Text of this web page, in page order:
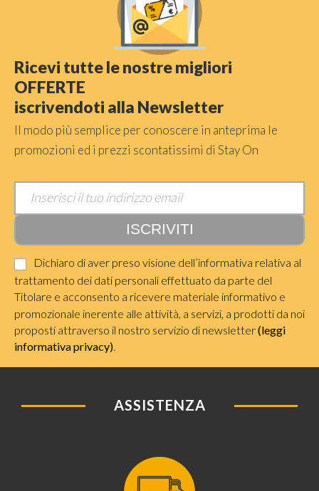
Ricevi tutte le nostre migliori
OFFERTE
iscrivendoti alla Newsletter
Il modo più semplice per conoscere in anteprima le
promozioni ed i prezzi scontatissimi di Stay On
Dichiaro di aver preso visione dell’informativa relativa al
trattamento dei dati personali effettuato da parte del
Titolare e acconsento a ricevere materiale informativo e
promozionale inerente alle attività, a servizi, a prodotti da noi
proposti attraverso il nostro servizio di newsletter(leggi
informativa privacy).
ASSISTENZA